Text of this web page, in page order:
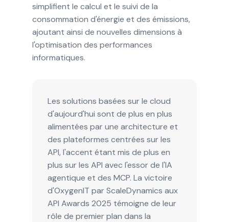
simplifient le calcul et le suivi de la
consommation d'énergie et des émissions,
ajoutant ainsi de nouvelles dimensions à
l'optimisation des performances
informatiques.
Les solutions basées sur le cloud
d'aujourd'hui sont de plus en plus
alimentées par une architecture et
des plateformes centrées sur les
API, l'accent étant mis de plus en
plus sur les API avec l'essor de l'IA
agentique et des MCP. La victoire
d'OxygenIT par ScaleDynamics aux
API Awards 2025 témoigne de leur
rôle de premier plan dans la